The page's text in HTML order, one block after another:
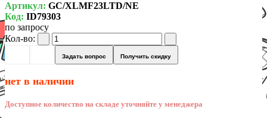
Артикул: GC/XLMF23LTD/NE
Код: ID79303
по запросу
Кол-во:
Задать вопрос Получить скидку
нет в наличии
Доступное количество на складе уточняйте у менеджера